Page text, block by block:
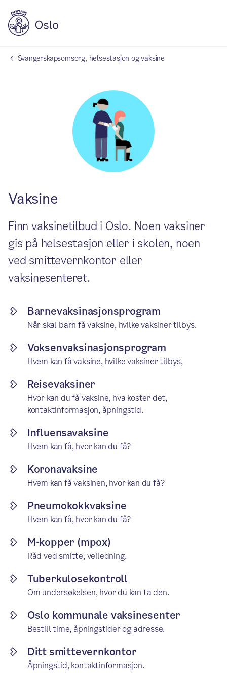
Svangerskapsomsorg, helsestasjon og vaksine
Vaksine
Finn vaksinetilbud i Oslo. Noen vaksiner
gis på helsestasjon eller i skolen, noen
ved smittevernkontor eller
vaksinesenteret.
Barnevaksinasjonsprogram
Når skal barn få vaksine, hvilke vaksiner tilbys.
Voksenvaksinasjonsprogram
Hvem kan få vaksine, hvilke vaksiner tilbys,
Reisevaksiner
Hvor kan du få vaksine, hva koster det,
kontaktinformasjon, åpningstid.
Influensavaksine
Hvem kan få, hvor kan du få?
Koronavaksine
Hvem kan få vaksinen, hvor kan du få?
Pneumokokkvaksine
Hvem kan få, hvor kan du få?
M-kopper (mpox)
Råd ved smitte, veiledning.
Tuberkulosekontroll
Om undersøkelsen, hvor du kan ta den.
Oslo kommunale vaksinesenter
Bestill time, åpningstider og adresse.
Ditt smittevernkontor
Åpningstid, kontaktinformasjon.